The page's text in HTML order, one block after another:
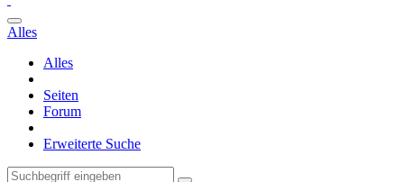
Alles
Alles
Seiten
Forum
Erweiterte Suche